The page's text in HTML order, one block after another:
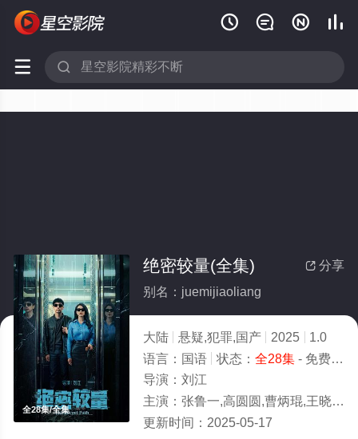
   
 
全28集/全集
 分享
绝密较量(全集)
别名：juemijiaoliang
大陆 悬疑,犯罪,国产 2025
1.0
语言： 国语 状态： 全28集- 免费在线观看
导演： 刘江
主演： 张鲁一,高圆圆,曹炳琨,王晓晨,成泰燊,石兆琪,林永健,于济玮,李宗璠
更新时间： 2025-05-17